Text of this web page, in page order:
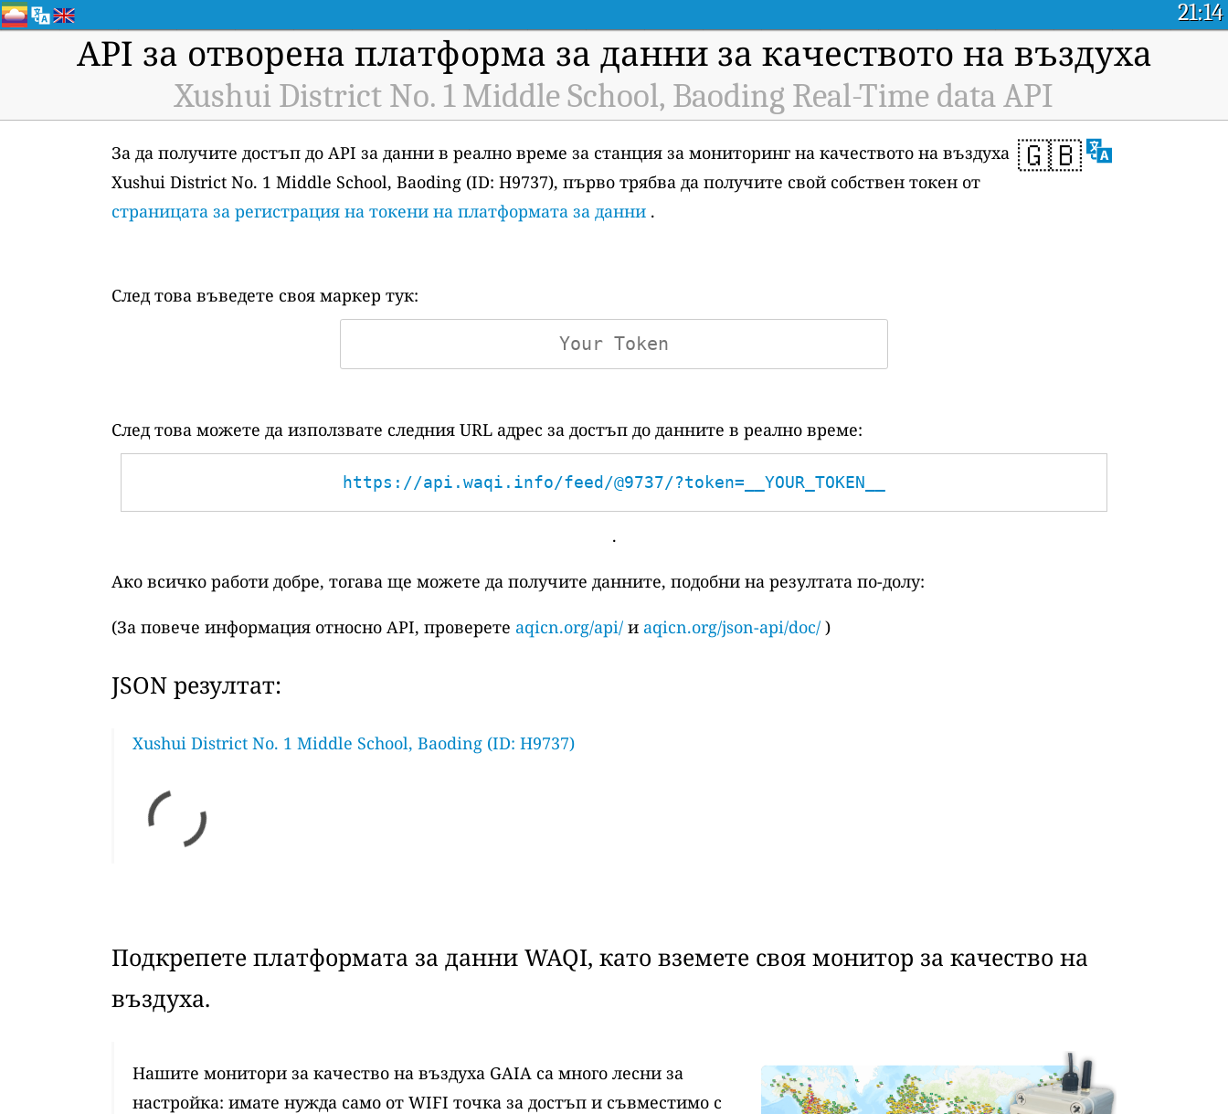
21:14
API за отворена платформа за данни за качеството на въздуха
Xushui District No. 1 Middle School, Baoding Real-Time data API
🇬🇧
За да получите достъп до API за данни в реално време за станция за мониторинг на качеството на въздуха
Xushui District No. 1 Middle School, Baoding (ID: H9737), първо трябва да получите свой собствен токен от
страницата за регистрация на токени на платформата за данни .
След това въведете своя маркер тук:
След това можете да използвате следния URL адрес за достъп до данните в реално време:
https://api.waqi.info/feed/@9737/?token=__YOUR_TOKEN__
.
Ако всичко работи добре, тогава ще можете да получите данните, подобни на резултата по-долу:
(За повече информация относно API, проверете aqicn.org/api/ и aqicn.org/json-api/doc/ )
JSON резултат:
Xushui District No. 1 Middle School, Baoding (ID: H9737)
Подкрепете платформата за данни WAQI, като вземете своя монитор за качество на
въздуха.
Нашите монитори за качество на въздуха GAIA са много лесни за
настройка: имате нужда само от WIFI точка за достъп и съвместимо с